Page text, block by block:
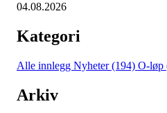
04.08.2026
Kategori
Alle innlegg Nyheter (194) O-løp
Arkiv